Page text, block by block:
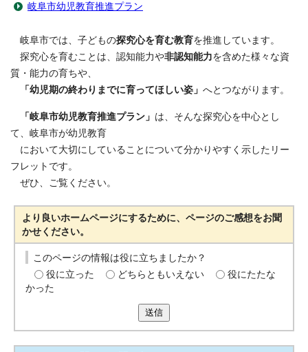
岐阜市幼児教育推進プラン
岐阜市では、子どもの探究心を育む教育を推進しています。
探究心を育むことは、認知能力や非認知能力を含めた様々な資
質・能力の育ちや、
「幼児期の終わりまでに育ってほしい姿」 へとつながります。
「岐阜市幼児教育推進プラン」 は、そんな探究心を中心とし
て、岐阜市が幼児教育
において大切にしていることについて分かりやすく示したリー
フレットです。
ぜひ、ご覧ください。
より良いホームページにするために、ページのご感想をお聞
かせください。
このページの情報は役に立ちましたか？
役に立った
どちらともいえない
役にたたな
かった
送信